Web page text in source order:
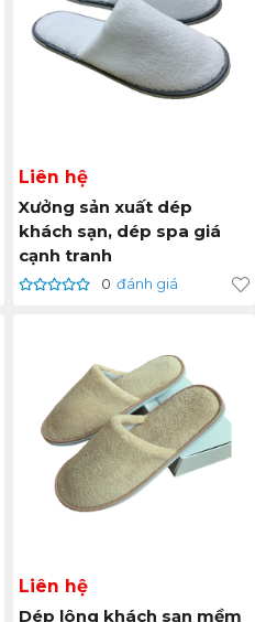
Liên hệ
Xưởng sản xuất dép
khách sạn, dép spa giá
cạnh tranh
0 đánh giá
Liên hệ
Dép lông khách sạn mềm